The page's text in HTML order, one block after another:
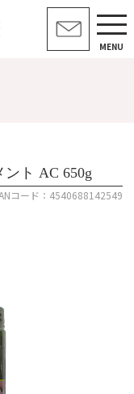
MENU
ト AC 650g
コード：4540688142549